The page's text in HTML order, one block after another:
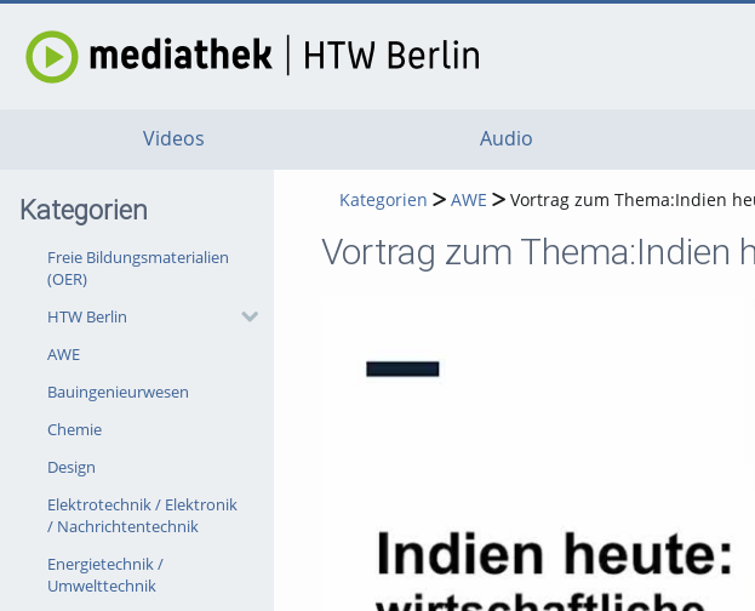
Videos Audio
Kategorien
Freie Bildungsmaterialien
(OER)
HTW Berlin
AWE
Bauingenieurwesen
Chemie
Design
Elektrotechnik / Elektronik
/ Nachrichtentechnik
Energietechnik /
Umwelttechnik
Kategorien AWE Vortrag zum Thema:Indien
Vortrag zum Thema:Indien